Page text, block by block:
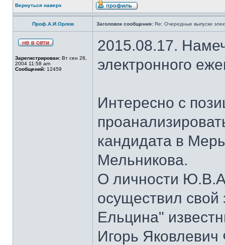
Вернуться наверх
Проф.А.И.Орлов Заголовок сообщения: Re: Очередные выпуски
Зарегистрирован: Вт сен 28,
2004 11:58 am
Сообщений: 12459
2015.08.17.
электронного
Интересно с
кандидата в
Мельникова.
О личности
осуществил
Ельцина"
Игорь